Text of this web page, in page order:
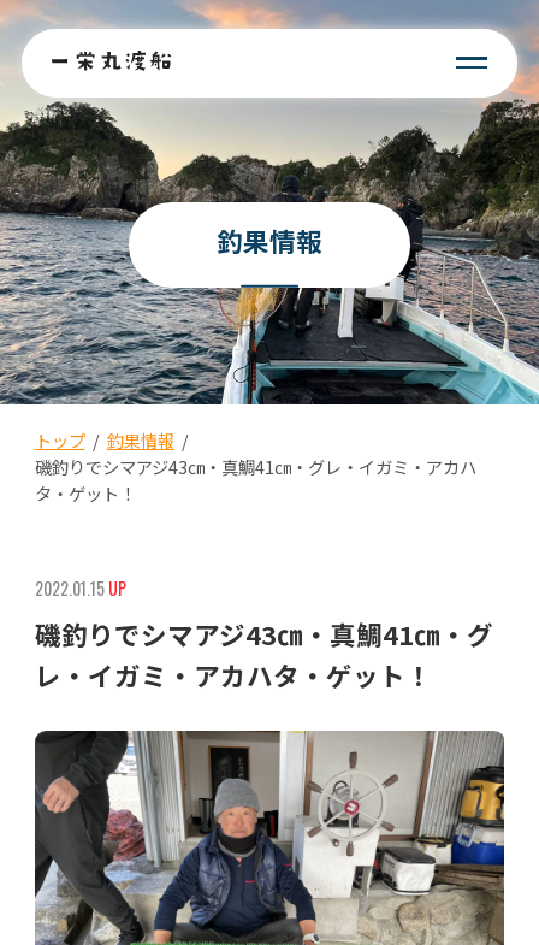
釣果情報
トップ/ 釣果情報 /
磯釣りでシマアジ43㎝・真鯛41㎝・グレ・イガミ・アカハ
タ・ゲット！
2022.01.15UP
磯釣りでシマアジ43㎝・真鯛41㎝・グ
レ・イガミ・アカハタ・ゲット！